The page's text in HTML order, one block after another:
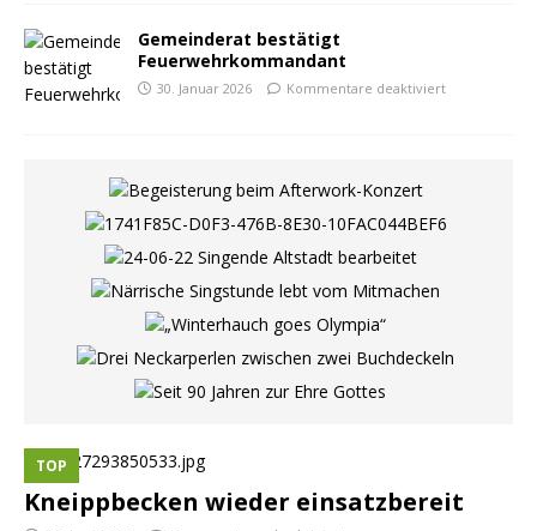
Gemeinderat bestätigt
Feuerwehrkommandant
30. Januar 2026 Kommentare deaktiviert
TOP
Kneippbecken wieder einsatzbereit